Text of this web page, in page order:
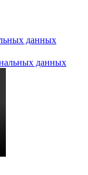
данных
данных